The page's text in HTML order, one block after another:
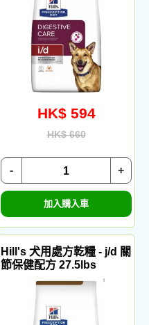
HK$ 594
HK$ 660
+
-
加入購入車
Hill's 犬用處方乾糧 - j/d 關
節保健配方 27.5lbs